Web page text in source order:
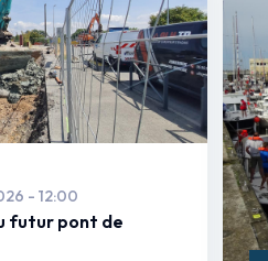
- 12:00
futur pont de